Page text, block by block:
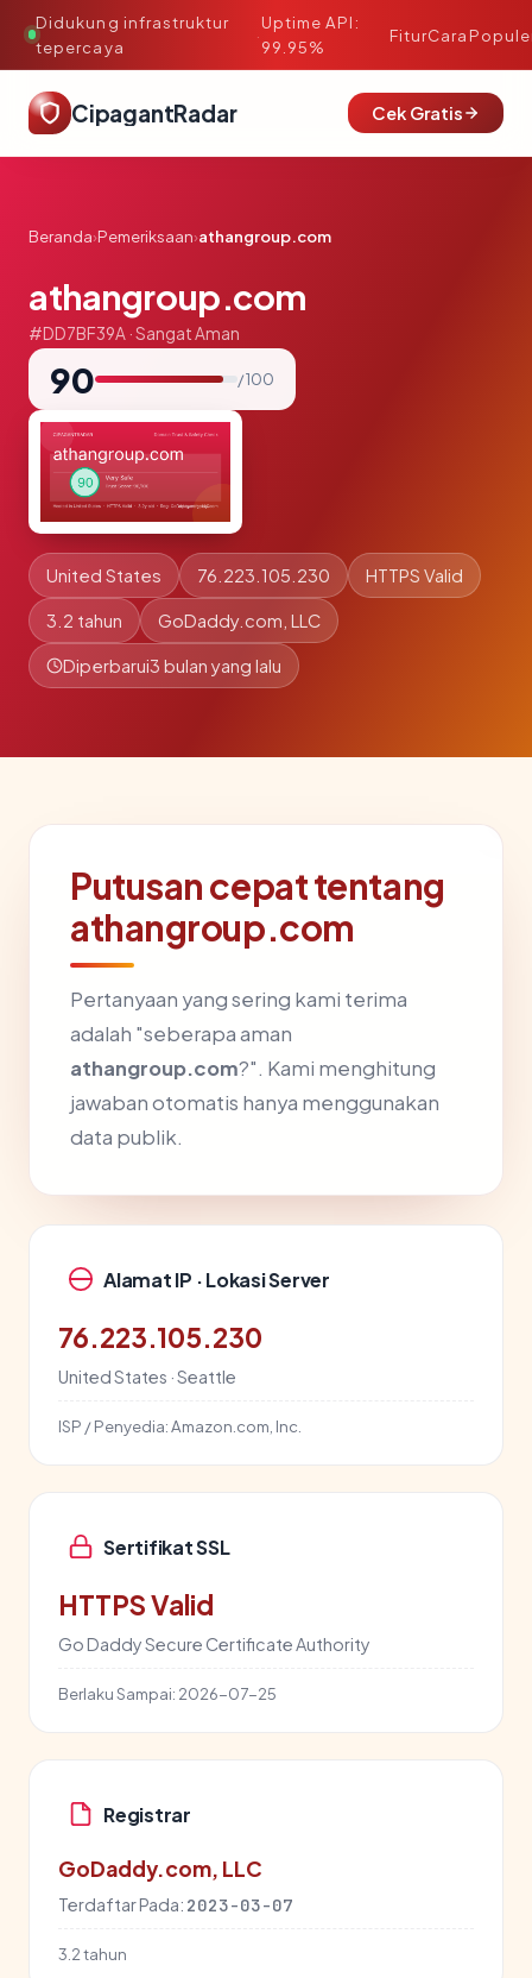
Didukung infrastruktur
tepercaya
·
Uptime API:
99.95%
FiturCara
CipagantRadar Cek Gratis
Beranda›Pemeriksaan›athangroup.com
athangroup.com
#DD7BF39A · Sangat Aman
90 / 100
United States 76.223.105.230 HTTPS Valid
3.2 tahun GoDaddy.com, LLC
Diperbarui3 bulan yang lalu
Putusan cepat tentang
athangroup.com
Pertanyaan yang sering kami terima
adalah "seberapa aman
athangroup.com?". Kami menghitung
jawaban otomatis hanya menggunakan
data publik.
Alamat IP · Lokasi Server
76.223.105.230
United States · Seattle
ISP / Penyedia:Amazon.com, Inc.
Sertifikat SSL
HTTPS Valid
Go Daddy Secure Certificate Authority
Berlaku Sampai: 2026-07-25
Registrar
GoDaddy.com, LLC
Terdaftar Pada: 2023-03-07
3.2 tahun